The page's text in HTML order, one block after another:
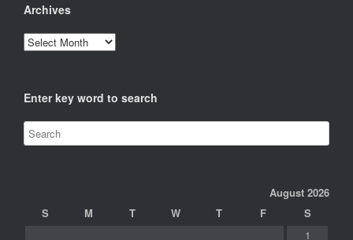
Archives
Archives
Enter key word to search
August 2026
S
M T W T F
S
1